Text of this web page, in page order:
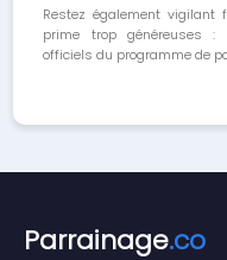
Restez également vigilant
prime trop généreuses :
officiels du programme de
Parrainage.co